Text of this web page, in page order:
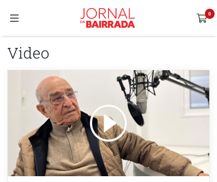
Video